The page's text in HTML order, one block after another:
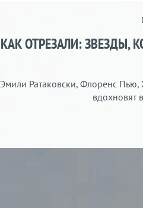
КАК ОТРЕЗАЛИ: ЗВЕЗДЫ,
Эмили Ратаковски, Флоренс Пью,
вдохновят